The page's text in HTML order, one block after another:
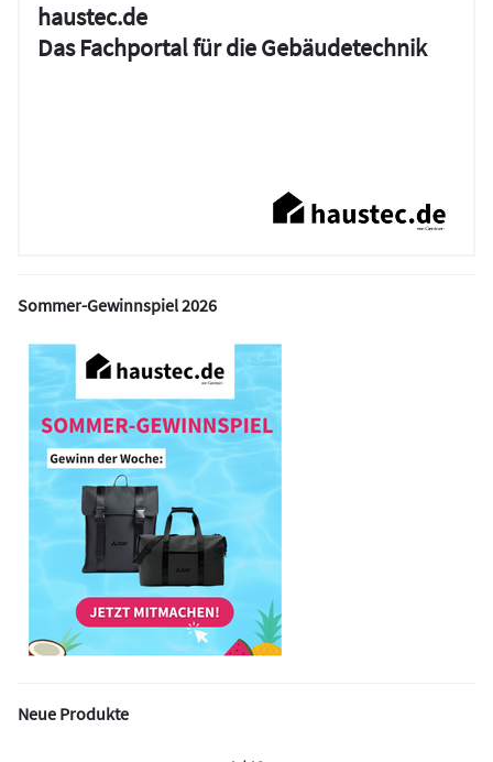
haustec.de
Das Fachportal für die Gebäudetechnik
Sommer-Gewinnspiel 2026
Neue Produkte